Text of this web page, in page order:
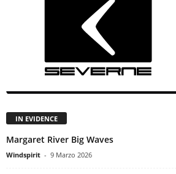
IN EVIDENCE
Margaret River Big Waves
Windspirit - 9 Marzo 2026